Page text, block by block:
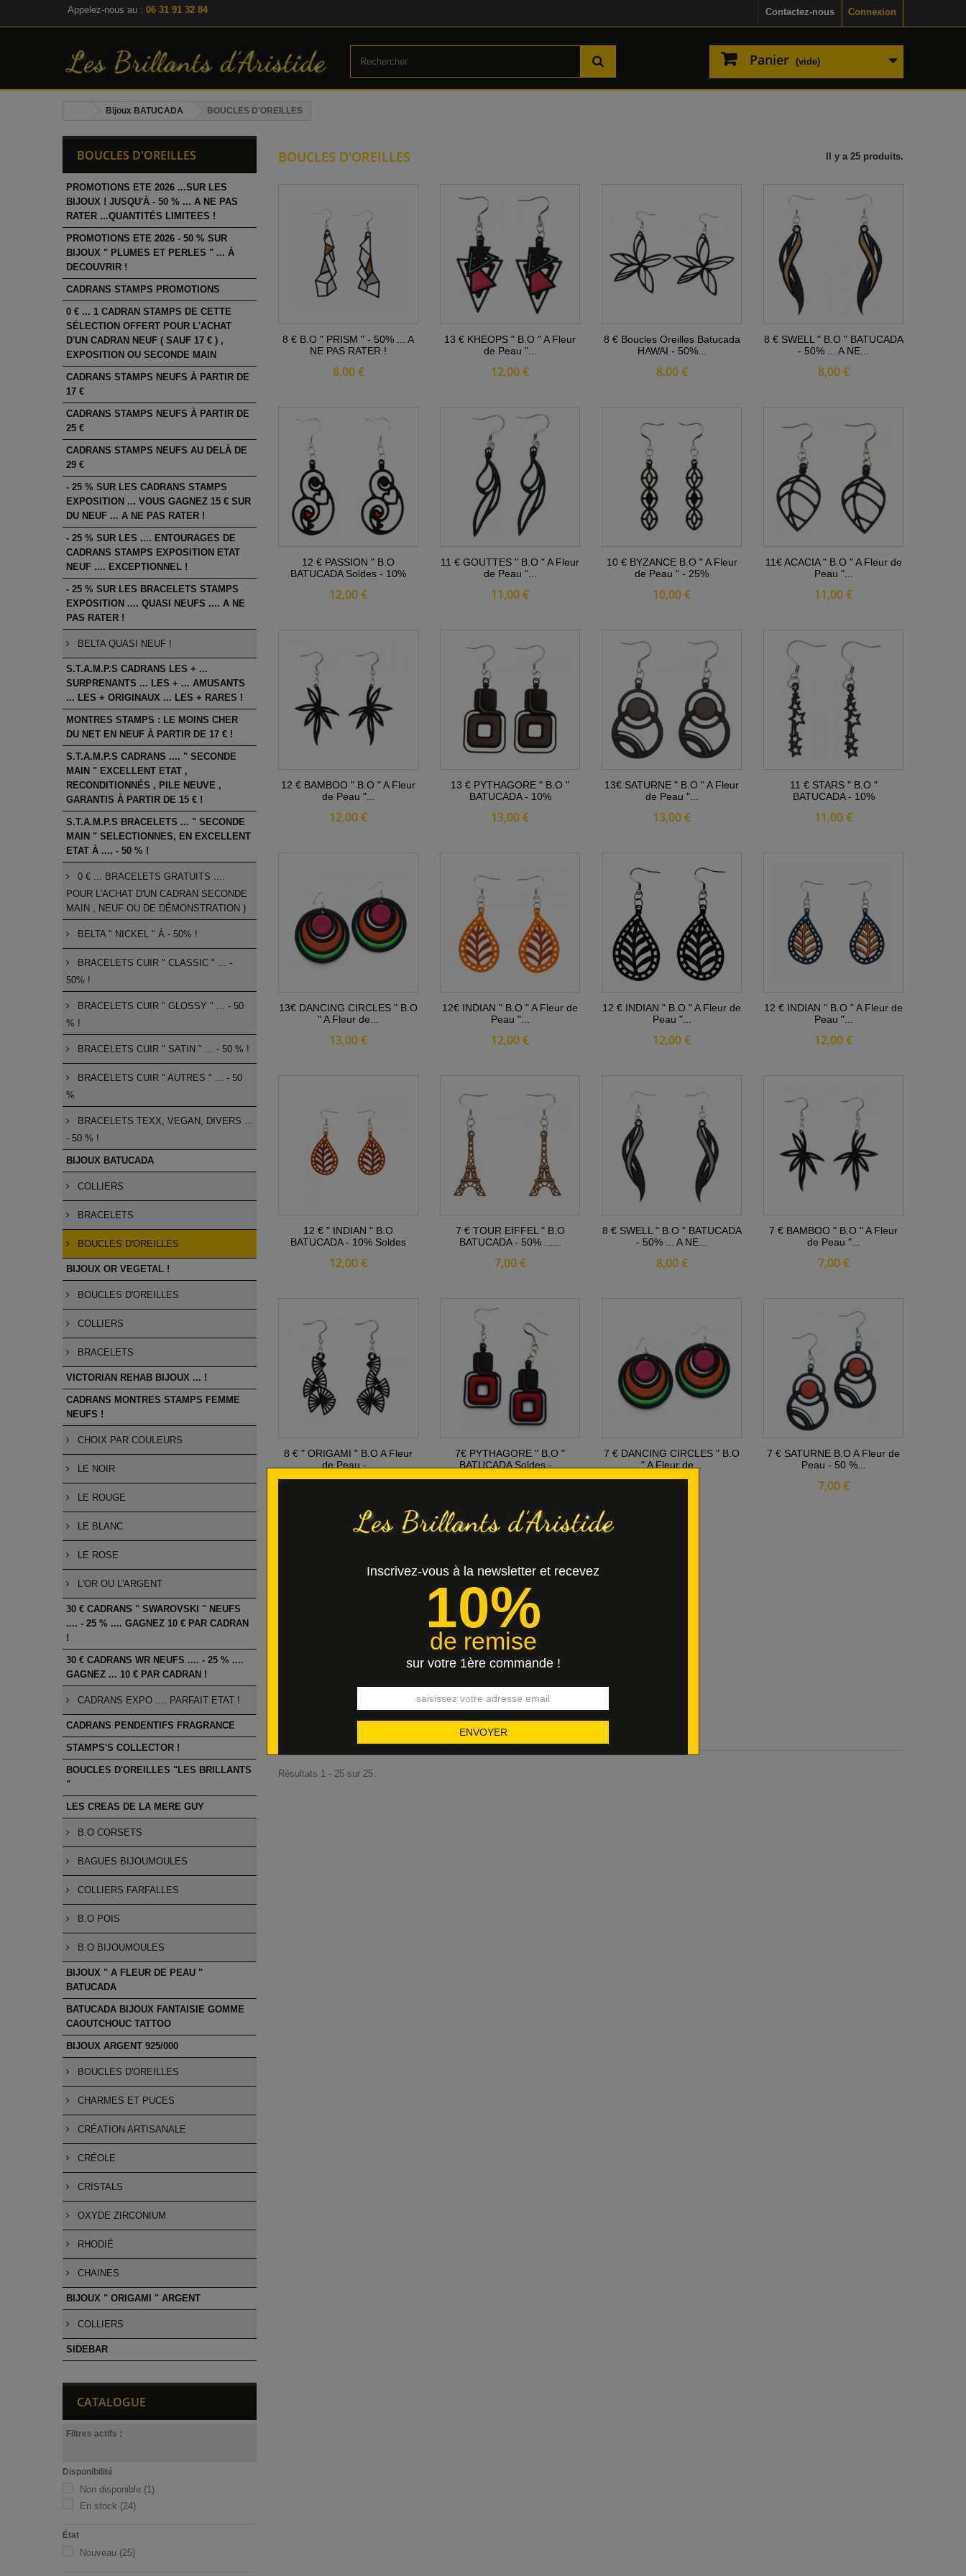
Connexion
Contactez-nous
Appelez-nous au : 06 31 91 32 84
Panier (vide)
Bijoux BATUCADA BOUCLES D'OREILLES
BOUCLES D'OREILLES
PROMOTIONS ETE 2026 ...SUR LES
BIJOUX ! JUSQU'À - 50 % ... A NE PAS
RATER ...QUANTITÉS LIMITEES !
PROMOTIONS ETE 2026 - 50 % SUR
BIJOUX " PLUMES ET PERLES " ... À
DECOUVRIR !
CADRANS STAMPS PROMOTIONS
0 € ... 1 CADRAN STAMPS DE CETTE
SÉLECTION OFFERT POUR L'ACHAT
D'UN CADRAN NEUF ( SAUF 17 € ) ,
EXPOSITION OU SECONDE MAIN
CADRANS STAMPS NEUFS À PARTIR DE
17 €
CADRANS STAMPS NEUFS À PARTIR DE
25 €
CADRANS STAMPS NEUFS AU DELÀ DE
29 €
- 25 % SUR LES CADRANS STAMPS
EXPOSITION ... VOUS GAGNEZ 15 € SUR
DU NEUF ... A NE PAS RATER !
- 25 % SUR LES .... ENTOURAGES DE
CADRANS STAMPS EXPOSITION ETAT
NEUF .... EXCEPTIONNEL !
- 25 % SUR LES BRACELETS STAMPS
EXPOSITION .... QUASI NEUFS .... A NE
PAS RATER !
BELTA QUASI NEUF !
S.T.A.M.P.S CADRANS LES + ...
SURPRENANTS ... LES + ... AMUSANTS
... LES + ORIGINAUX ... LES + RARES !
MONTRES STAMPS : LE MOINS CHER
DU NET EN NEUF À PARTIR DE 17 € !
S.T.A.M.P.S CADRANS .... " SECONDE
MAIN " EXCELLENT ETAT ,
RECONDITIONNÉS , PILE NEUVE ,
GARANTIS À PARTIR DE 15 € !
S.T.A.M.P.S BRACELETS ... " SECONDE
MAIN " SELECTIONNES, EN EXCELLENT
ETAT À .... - 50 % !
0 € ... BRACELETS GRATUITS ....
POUR L'ACHAT D'UN CADRAN SECONDE
MAIN , NEUF OU DE DÉMONSTRATION )
BELTA " NICKEL " À - 50% !
BRACELETS CUIR " CLASSIC " ... -
50% !
BRACELETS CUIR " GLOSSY " ... - 50
% !
BRACELETS CUIR " SATIN " ... - 50 % !
BRACELETS CUIR " AUTRES " ... - 50
%
BRACELETS TEXX, VEGAN, DIVERS ...
- 50 % !
BIJOUX BATUCADA
COLLIERS
BRACELETS
BOUCLES D'OREILLES
BIJOUX OR VEGETAL !
BOUCLES D'OREILLES
COLLIERS
BRACELETS
VICTORIAN REHAB BIJOUX ... !
CADRANS MONTRES STAMPS FEMME
NEUFS !
CHOIX PAR COULEURS
LE NOIR
LE ROUGE
LE BLANC
LE ROSE
L'OR OU L'ARGENT
30 € CADRANS " SWAROVSKI " NEUFS
.... - 25 % .... GAGNEZ 10 € PAR CADRAN
!
30 € CADRANS WR NEUFS .... - 25 % ....
GAGNEZ ... 10 € PAR CADRAN !
CADRANS EXPO .... PARFAIT ETAT !
CADRANS PENDENTIFS FRAGRANCE
STAMPS'S COLLECTOR !
BOUCLES D'OREILLES "LES BRILLANTS
"
LES CREAS DE LA MERE GUY
B.O CORSETS
BAGUES BIJOUMOULES
COLLIERS FARFALLES
B.O POIS
B.O BIJOUMOULES
BIJOUX " A FLEUR DE PEAU "
BATUCADA
BATUCADA BIJOUX FANTAISIE GOMME
CAOUTCHOUC TATTOO
BIJOUX ARGENT 925/000
BOUCLES D'OREILLES
CHARMES ET PUCES
CRÉATION ARTISANALE
CRÉOLE
CRISTALS
OXYDE ZIRCONIUM
RHODIÉ
CHAINES
BIJOUX " ORIGAMI " ARGENT
COLLIERS
SIDEBAR
CATALOGUE
Filtres actifs :
Disponibilité
Non disponible (1)
En stock (24)
État
Nouveau (25)
BOUCLES D'OREILLES Il y a 25 produits.
8 € B.O " PRISM " - 50% ... A
NE PAS RATER !
8,00 €
13 € KHEOPS " B.O " A Fleur
de Peau "...
12,00 €
8 € Boucles Oreilles Batucada
HAWAI - 50%...
8,00 €
8 € SWELL " B.O " BATUCADA
- 50% ... A NE...
8,00 €
12 € PASSION " B.O
BATUCADA Soldes - 10%
12,00 €
11 € GOUTTES " B.O " A Fleur
de Peau "...
11,00 €
10 € BYZANCE B.O " A Fleur
de Peau " - 25%
10,00 €
11€ ACACIA " B.O " A Fleur de
Peau "...
11,00 €
12 € BAMBOO " B.O " A Fleur
de Peau "...
12,00 €
13 € PYTHAGORE " B.O "
BATUCADA - 10%
13,00 €
13€ SATURNE " B.O " A Fleur
de Peau "...
13,00 €
11 € STARS " B.O "
BATUCADA - 10%
11,00 €
13€ DANCING CIRCLES " B.O
" A Fleur de...
13,00 €
12€ INDIAN " B.O " A Fleur de
Peau "...
12,00 €
12 € INDIAN " B.O " A Fleur de
Peau "...
12,00 €
12 € INDIAN " B.O " A Fleur de
Peau "...
12,00 €
12 € " INDIAN " B.O
BATUCADA - 10% Soldes
12,00 €
7 € TOUR EIFFEL " B.O
BATUCADA - 50% ......
7,00 €
8 € SWELL " B.O " BATUCADA
- 50% ... A NE...
8,00 €
7 € BAMBOO " B.O " A Fleur
de Peau "...
7,00 €
8 € " ORIGAMI " B.O A Fleur
de Peau -...
7€ PYTHAGORE " B.O "
BATUCADA Soldes -...
7 € DANCING CIRCLES " B.O
" A Fleur de...
7 € SATURNE B.O A Fleur de
Peau - 50 %...
7,00 €
BATUCADA - 50% ......
7,00 €
Résultats 1 - 25 sur 25.
Inscrivez-vous à la newsletter et recevez
10%
de remise
sur votre 1ère commande !